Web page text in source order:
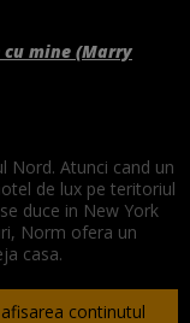
mine (Marry
Nord. Atunci cand un
de lux pe teritoriul
duce in New York
Norm ofera un
casa.
continutul